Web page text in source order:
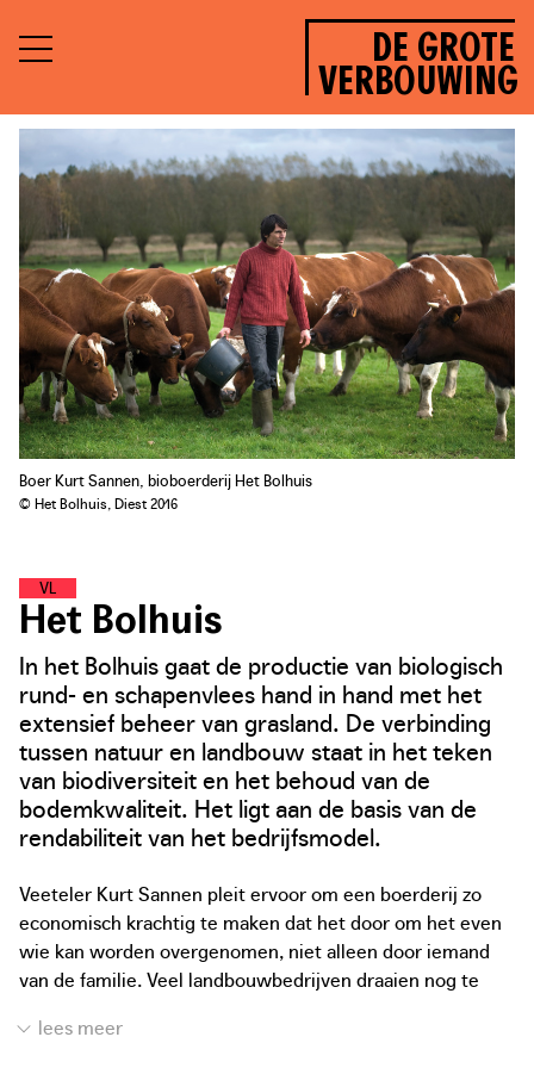
DE GROTE
VERBOUWING
Boer Kurt Sannen, bioboerderij Het Bolhuis
© Het Bolhuis, Diest 2016
VOEDSEL
Het Bolhuis
In het Bolhuis gaat de productie van biologisch
rund- en schapenvlees hand in hand met het
extensief beheer van grasland. De verbinding
tussen natuur en landbouw staat in het teken
van biodiversiteit en het behoud van de
bodemkwaliteit. Het ligt aan de basis van de
rendabiliteit van het bedrijfsmodel.
Veeteler Kurt Sannen pleit ervoor om een boerderij zo
economisch krachtig te maken dat het door om het even
wie kan worden overgenomen, niet alleen door iemand
van de familie. Veel landbouwbedrijven draaien nog te
onhoudbare en fragiele financiële situatie. Een